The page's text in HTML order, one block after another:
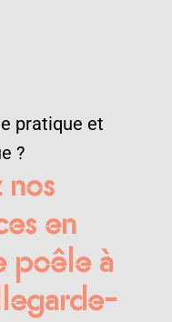
pratique et
?
nos
en
poêle à